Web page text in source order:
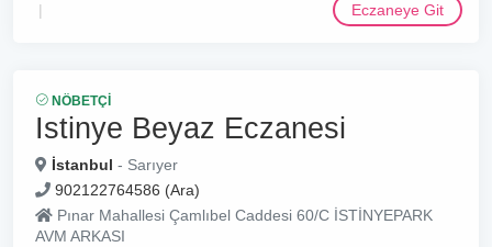
Eczaneye Git
NÖBETÇI
Istinye Beyaz Eczanesi
İstanbul - Sarıyer
902122764586 (Ara)
Pınar Mahallesi Çamlıbel Caddesi 60/C İSTİNYEPARK
AVM ARKASI